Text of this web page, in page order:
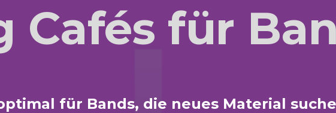
Cafés für
für Bands, die neues Material